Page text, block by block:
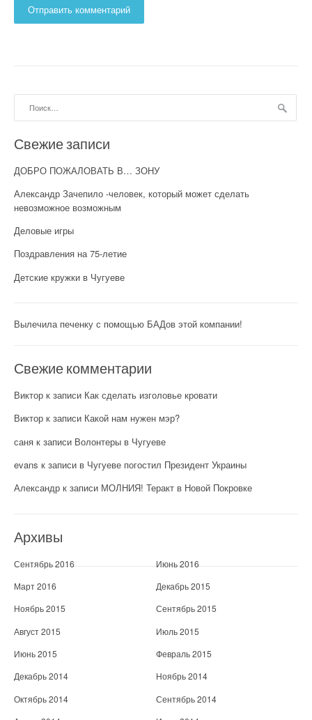
Свежие записи
ДОБРО ПОЖАЛОВАТЬ В… ЗОНУ
Александр Зачепило -человек, который может сделать
невозможное возможным
Деловые игры
Поздравления на 75-летие
Детские кружки в Чугуеве
Вылечила печенку с помощью БАДов этой компании!
Свежие комментарии
Виктор к записи Как сделать изголовье кровати
Виктор к записи Какой нам нужен мэр?
саня к записи Волонтеры в Чугуеве
evans к записи в Чугуеве погостил Президент Украины
Александр к записи МОЛНИЯ! Теракт в Новой Покровке
Архивы
Сентябрь 2016
Июнь 2016
Март 2016
Декабрь 2015
Ноябрь 2015
Сентябрь 2015
Август 2015
Июль 2015
Июнь 2015
Февраль 2015
Декабрь 2014
Ноябрь 2014
Октябрь 2014
Сентябрь 2014